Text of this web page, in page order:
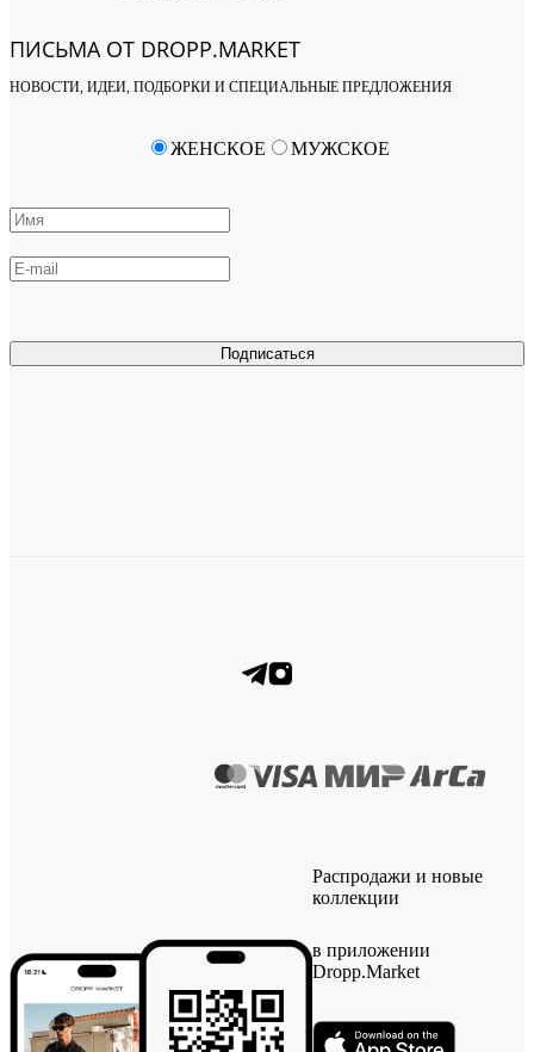
ПИСЬМА ОТ DROPP.MARKET
НОВОСТИ, ИДЕИ, ПОДБОРКИ И СПЕЦИАЛЬНЫЕ ПРЕДЛОЖЕНИЯ
Подписаться
ЖЕНСКОЕ МУЖСКОЕ
Распродажи и новые
коллекции
в приложении
Dropp.Market